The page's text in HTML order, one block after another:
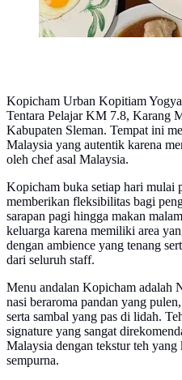
Kopicham Urban Kopitiam
Tentara Pelajar KM 7.8, Karang
Kabupaten Sleman. Tempat ini
Malaysia yang autentik karena
oleh chef asal Malaysia.
Kopicham buka setiap hari
memberikan fleksibilitas bagi
sarapan pagi hingga makan
keluarga karena memiliki area
dengan ambience yang tenang
dari seluruh staff.
Menu andalan Kopicham adalah
nasi beraroma pandan yang
serta sambal yang pas di lidah.
signature yang sangat
Malaysia dengan tekstur teh
sempurna.